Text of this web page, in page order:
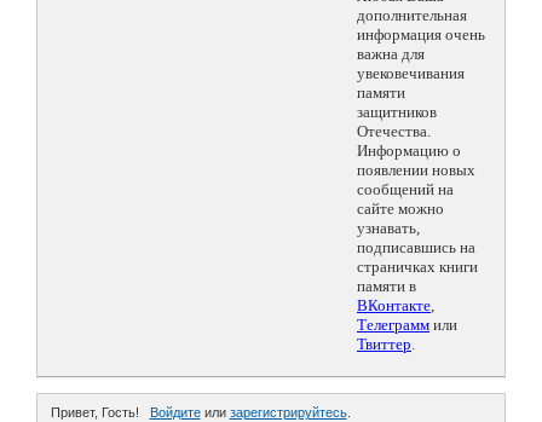
дополнительная
информация очень
важна для
увековечивания
памяти
защитников
Отечества.
Информацию о
появлении новых
сообщений на
сайте можно
узнавать,
подписавшись на
страничках книги
памяти в
ВКонтакте,
Телеграмм или
Твиттер.
Привет, Гость! Войдитеили зарегистрируйтесь.